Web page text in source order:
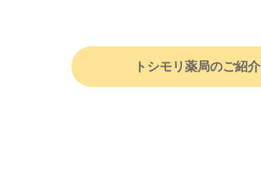
トシモリ薬局のご紹介